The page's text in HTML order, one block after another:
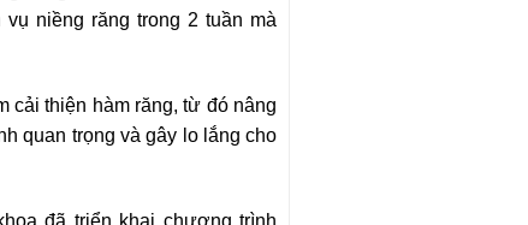
niềng răng trong 2 tuần mà
cải thiện hàm răng, từ đó nâng
quan trọng và gây lo lắng cho
đã triển khai chương trình